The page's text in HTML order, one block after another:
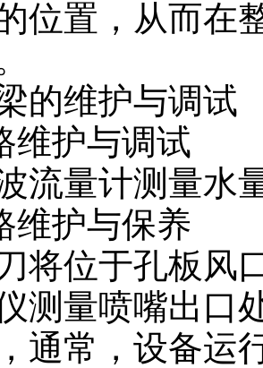
位置，从而在
的维护与调试
维护与调试
流量计测量水
维护与保养
将位于孔板风
测量喷嘴出口
通常，设备运